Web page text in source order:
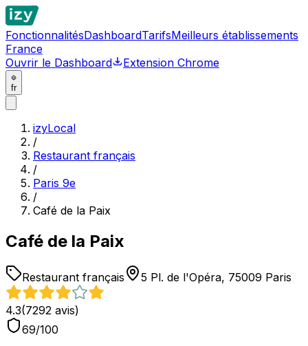
FonctionnalitésDashboardTarifsMeilleurs établissements
France
Ouvrir le Dashboard
Extension Chrome
fr
izyLocal
/
Restaurant français
/
Paris 9e
/
Café de la Paix
Café de la Paix
Restaurant français 5 Pl. de l'Opéra, 75009 Paris
4.3(7292 avis)
69/100